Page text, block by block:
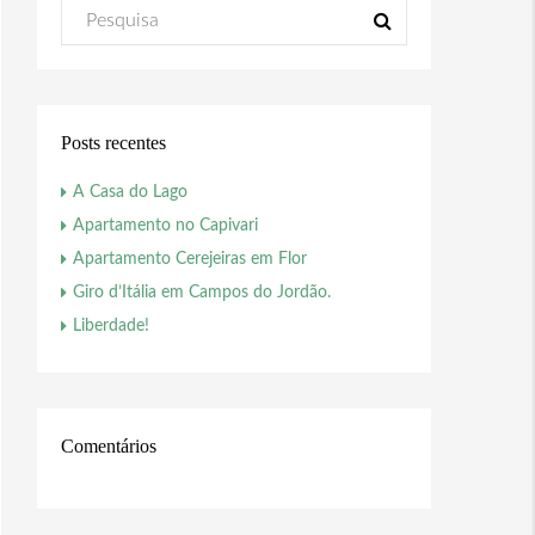
Posts recentes
A Casa do Lago
Apartamento no Capivari
Apartamento Cerejeiras em Flor
Giro d’Itália em Campos do Jordão.
Liberdade!
Comentários